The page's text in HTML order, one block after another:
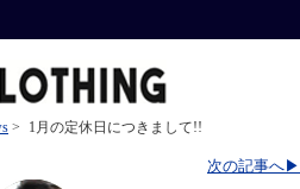
> 1月の定休日につきまして!!
次の記事へ▶